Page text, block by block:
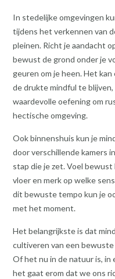
In stedelijke omgevingen
tijdens het verkennen van
pleinen. Richt je aandacht
bewust de grond onder je
geuren om je heen. Het
de drukte mindful te
waardevolle oefening om
hectische omgeving.
Ook binnenshuis kun je
door verschillende kamers
stap die je zet. Voel
vloer en merk op welke
dit bewuste tempo kun je
met het moment.
Het belangrijkste is dat
cultiveren van een
Of het nu in de natuur is, in
het gaat erom dat we ons